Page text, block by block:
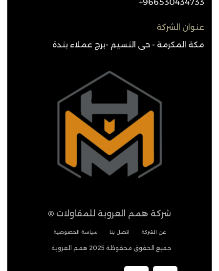
966530434733+
عنوان الشركة
مكة المكرمة - حي النسيم -برج عملاء بندة
شركة همم العروبة للمقاولات ®
عن الشركة اتصل بنا سياسة الخصوصية
جميع الحقوق محفوظة 2025 همم العروبة .